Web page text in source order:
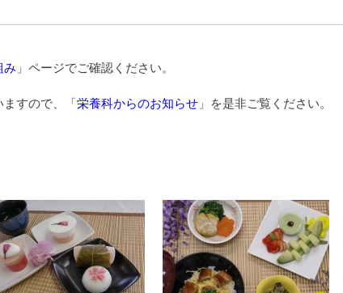
み 」ページでご確認ください。
すので、「 栄養科からのお知らせ 」を是非ご覧ください。